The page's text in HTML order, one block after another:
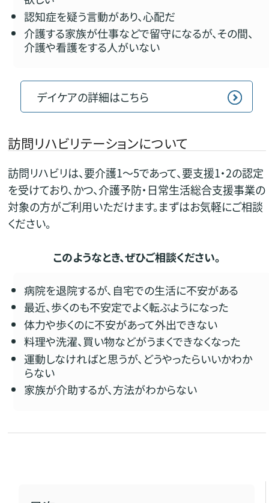
認知症を疑う言動があり、心配だ
介護する家族が仕事などで留守になるが、その間、
介護や看護をする人がいない
デイケアの詳細はこちら
訪問リハビリテーションについて
訪問リハビリは、要介護1～5であって、要支援1・2の認定
を受けており、かつ、介護予防・日常生活総合支援事業の
対象の方がご利用いただけます。まずはお気軽にご相談
ください。
このようなとき、ぜひご相談ください。
病院を退院するが、自宅での生活に不安がある
最近、歩くのも不安定でよく転ぶようになった
体力や歩くのに不安があって外出できない
料理や洗濯、買い物などがうまくできなくなった
運動しなければと思うが、どうやったらいいかわか
らない
家族が介助するが、方法がわからない